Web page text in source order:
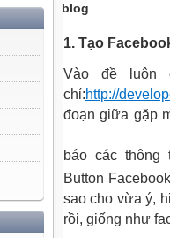
blog
1. Tạo
Vào đề luôn
chỉ:http://
đoạn giữa gặp
báo các
Button
sao cho vừa ý,
rồi, giống như